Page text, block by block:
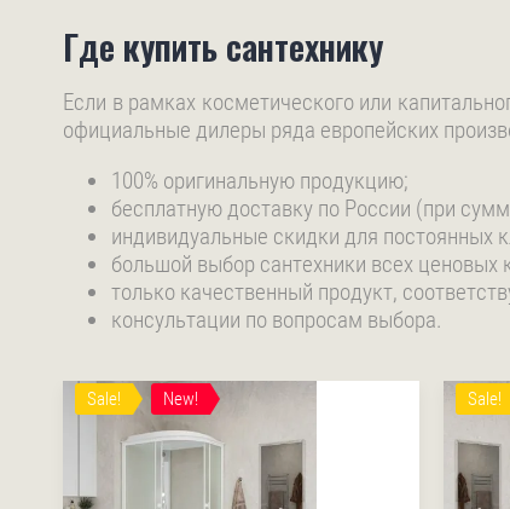
Где купить сантехнику
Если в рамках косметического или
официальные дилеры ряда европейских
100% оригинальную продукцию;
бесплатную доставку по России (при
индивидуальные скидки для постоянных
большой выбор сантехники всех ценовых
только качественный продукт,
консультации по вопросам выбора.
Sale! New! Sale!